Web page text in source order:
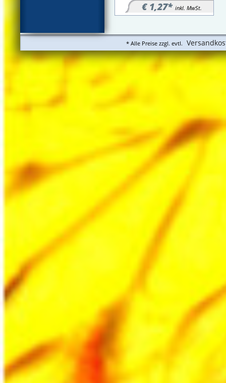
€ 1,27* inkl. MwSt.
* Alle Preise zzgl. evtl.